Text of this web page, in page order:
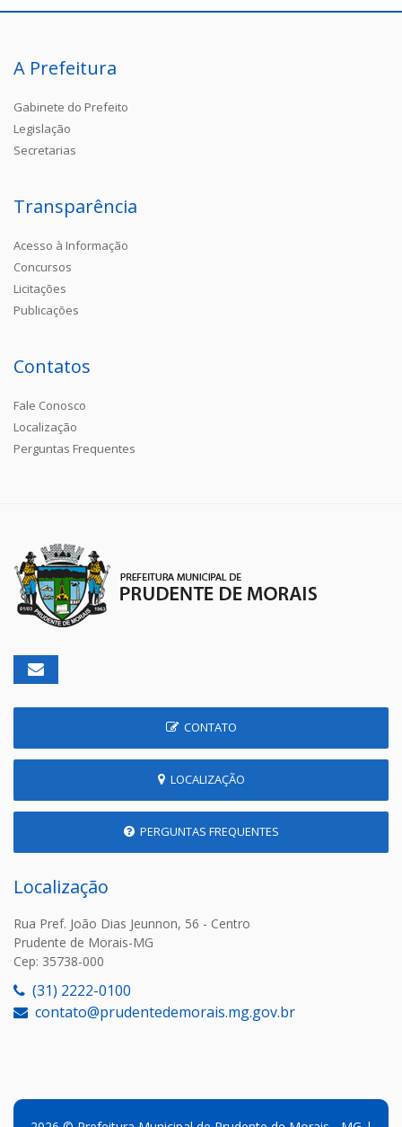
A Prefeitura
Gabinete do Prefeito
Legislação
Secretarias
Transparência
Acesso à Informação
Concursos
Licitações
Publicações
Contatos
Fale Conosco
Localização
Perguntas Frequentes
CONTATO
LOCALIZAÇÃO
PERGUNTAS FREQUENTES
Localização
Rua Pref. João Dias Jeunnon, 56 - Centro
Prudente de Morais-MG
Cep: 35738-000
(31) 2222-0100
contato@prudentedemorais.mg.gov.br